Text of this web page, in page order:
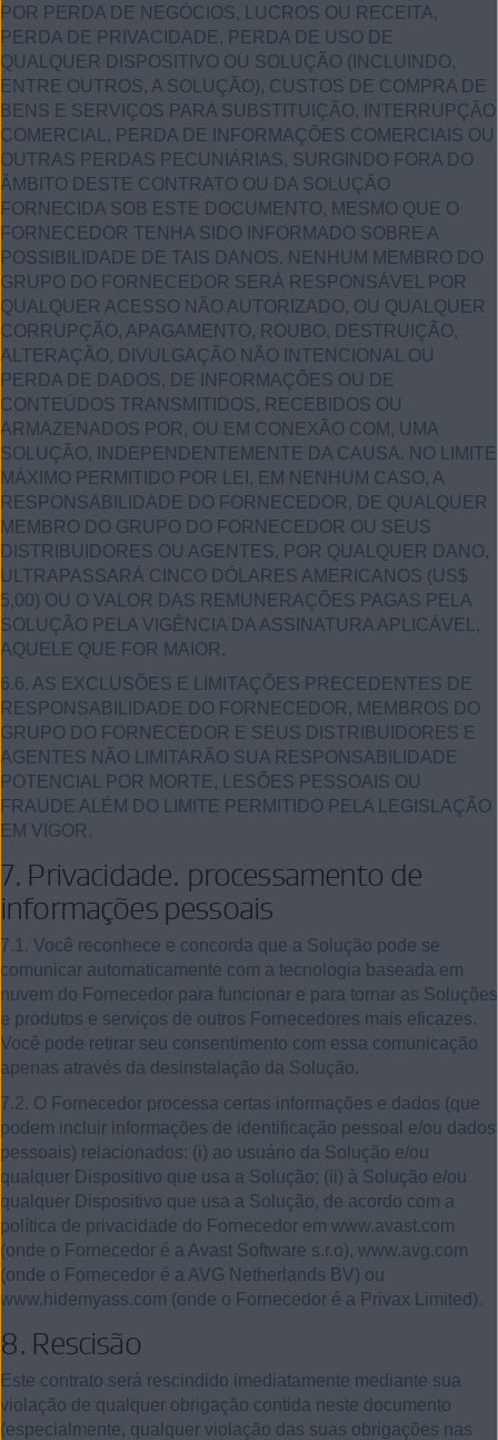
POR PERDA DE NEGÓCIOS, LUCROS OU RECEITA,
PERDA DE PRIVACIDADE, PERDA DE USO DE
QUALQUER DISPOSITIVO OU SOLUÇÃO (INCLUINDO,
ENTRE OUTROS, A SOLUÇÃO), CUSTOS DE COMPRA DE
BENS E SERVIÇOS PARA SUBSTITUIÇÃO, INTERRUPÇÃO
COMERCIAL, PERDA DE INFORMAÇÕES COMERCIAIS OU
OUTRAS PERDAS PECUNIÁRIAS, SURGINDO FORA DO
ÂMBITO DESTE CONTRATO OU DA SOLUÇÃO
FORNECIDA SOB ESTE DOCUMENTO, MESMO QUE O
FORNECEDOR TENHA SIDO INFORMADO SOBRE A
POSSIBILIDADE DE TAIS DANOS. NENHUM MEMBRO DO
GRUPO DO FORNECEDOR SERÁ RESPONSÁVEL POR
QUALQUER ACESSO NÃO AUTORIZADO, OU QUALQUER
CORRUPÇÃO, APAGAMENTO, ROUBO, DESTRUIÇÃO,
ALTERAÇÃO, DIVULGAÇÃO NÃO INTENCIONAL OU
PERDA DE DADOS, DE INFORMAÇÕES OU DE
CONTEÚDOS TRANSMITIDOS, RECEBIDOS OU
ARMAZENADOS POR, OU EM CONEXÃO COM, UMA
SOLUÇÃO, INDEPENDENTEMENTE DA CAUSA. NO LIMITE
MÁXIMO PERMITIDO POR LEI, EM NENHUM CASO, A
RESPONSABILIDADE DO FORNECEDOR, DE QUALQUER
MEMBRO DO GRUPO DO FORNECEDOR OU SEUS
DISTRIBUIDORES OU AGENTES, POR QUALQUER DANO,
ULTRAPASSARÁ CINCO DÓLARES AMERICANOS (US$
5,00) OU O VALOR DAS REMUNERAÇÕES PAGAS PELA
SOLUÇÃO PELA VIGÊNCIA DA ASSINATURA APLICÁVEL,
AQUELE QUE FOR MAIOR.
6.6. AS EXCLUSÕES E LIMITAÇÕES PRECEDENTES DE
RESPONSABILIDADE DO FORNECEDOR, MEMBROS DO
GRUPO DO FORNECEDOR E SEUS DISTRIBUIDORES E
AGENTES NÃO LIMITARÃO SUA RESPONSABILIDADE
POTENCIAL POR MORTE, LESÕES PESSOAIS OU
FRAUDE ALÉM DO LIMITE PERMITIDO PELA LEGISLAÇÃO
EM VIGOR.
7. Privacidade. processamento de
informações pessoais
7.1. Você reconhece e concorda que a Solução pode se
comunicar automaticamente com a tecnologia baseada em
nuvem do Fornecedor para funcionar e para tornar as Soluções
e produtos e serviços de outros Fornecedores mais eficazes.
Você pode retirar seu consentimento com essa comunicação
apenas através da desinstalação da Solução.
7.2. O Fornecedor processa certas informações e dados (que
podem incluir informações de identificação pessoal e/ou dados
pessoais) relacionados: (i) ao usuário da Solução e/ou
qualquer Dispositivo que usa a Solução; (ii) à Solução e/ou
qualquer Dispositivo que usa a Solução, de acordo com a
política de privacidade do Fornecedor em www.avast.com
(onde o Fornecedor é a Avast Software s.r.o), www.avg.com
(onde o Fornecedor é a AVG Netherlands BV) ou
www.hidemyass.com (onde o Fornecedor é a Privax Limited).
8. Rescisão
Este contrato será rescindido imediatamente mediante sua
violação de qualquer obrigação contida neste documento
(especialmente, qualquer violação das suas obrigações nas